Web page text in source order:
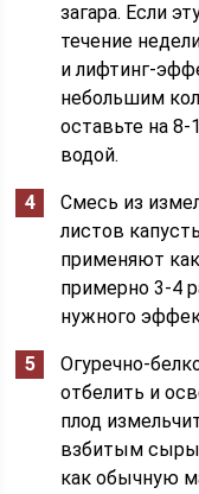
загара. Если
течение
и лифтинг-
небольшим
оставьте на 8-
водой.
Смесь из
листов
применяют
примерно 3-4
нужного
Огуречно-
отбелить и
плод
взбитым
как обычную